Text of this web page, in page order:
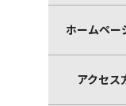
ホームペー
アクセス